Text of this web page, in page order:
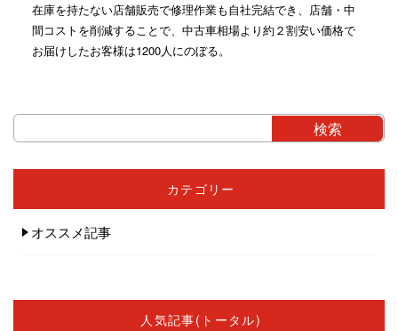
在庫を持たない店舗販売で修理作業も自社完結でき、店舗・中
間コストを削減することで、中古車相場より約２割安い価格で
お届けしたお客様は1200人にのぼる。
カテゴリー
オススメ記事
人気記事(トータル)